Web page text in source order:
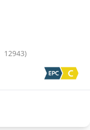
12943)